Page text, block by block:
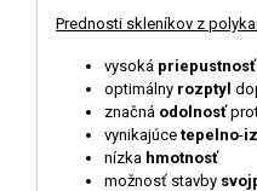
Prednosti skleníkov z
vysoká priepustnosť
optimálny rozptyl
značná odolnosť
vynikajúce tepelno-
nízka hmotnosť
možnosť stavby